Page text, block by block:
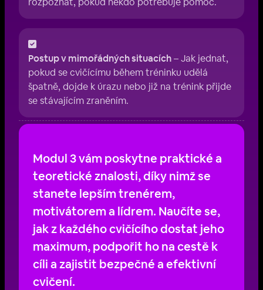
Postup v mimořádných situacích– Jak jednat,
pokud se cvičícímu během tréninku udělá
špatně, dojde k úrazu nebo již na trénink přijde
se stávajícím zraněním.
Modul 3 vám poskytne praktické a
teoretické znalosti, díky nimž se
stanete lepším trenérem,
motivátorem a lídrem. Naučíte se,
jak z každého cvičícího dostat jeho
maximum, podpořit ho na cestě k
cíli a zajistit bezpečné a efektivní
cvičení.